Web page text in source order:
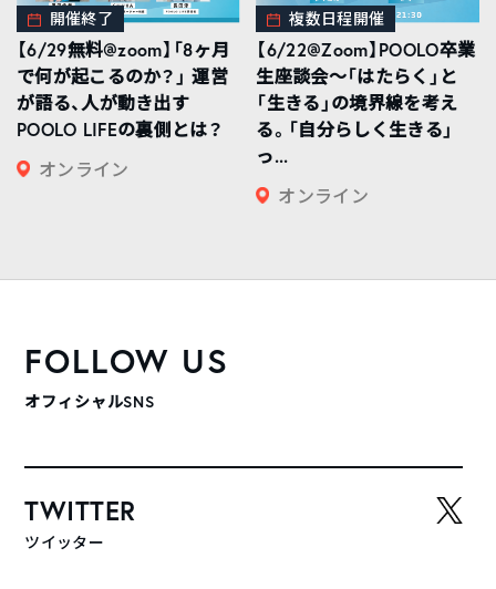
開催終了
【6/29無料@zoom】「8ヶ月
で何が起こるのか？」 運営
が語る、人が動き出す
POOLO LIFEの裏側とは？
オンライン
複数日程開催
【6/22@Zoom】POOLO卒業
生座談会〜「はたらく」と
「生きる」の境界線を考え
る。「自分らしく生きる」
っ...
オンライン
FOLLOW US
オフィシャルSNS
TWITTER
ツイッター